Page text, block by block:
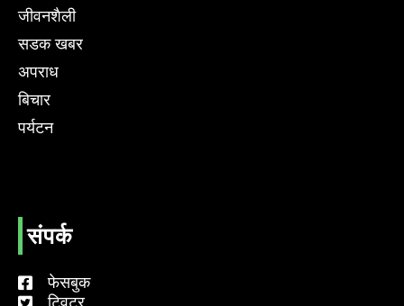
जीवनशैली
सडक खबर
अपराध
बिचार
पर्यटन
संपर्क
फेसबुक
ट्विटर